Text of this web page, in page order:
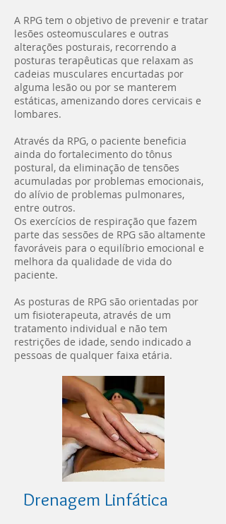
A RPG tem o objetivo de prevenir e tratar
lesões osteomusculares e outras
alterações posturais, recorrendo a
posturas terapêuticas que relaxam as
cadeias musculares encurtadas por
alguma lesão ou por se manterem
estáticas, amenizando dores cervicais e
lombares.
Através da RPG, o paciente beneficia
ainda do fortalecimento do tônus
postural, da eliminação de tensões
acumuladas por problemas emocionais,
do alívio de problemas pulmonares,
entre outros.
Os exercícios de respiração que fazem
parte das sessões de RPG são altamente
favoráveis para o equilíbrio emocional e
melhora da qualidade de vida do
paciente.
As posturas de RPG são orientadas por
um fisioterapeuta, através de um
tratamento individual e não tem
restrições de idade, sendo indicado a
pessoas de qualquer faixa etária.
Drenagem Linfática